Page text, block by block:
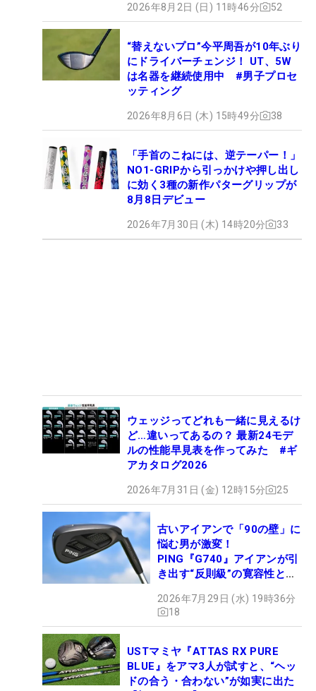
2026年8月2日 (日) 11時46分 52
“替えないプロ”今平周吾が10年ぶり
にドライバーチェンジ！ UT、5W
は名器を継続使用中 #男子プロセ
ッティング
2026年8月6日 (木) 15時49分 38
「手首のこねには、逆テーパー！」
NO1-GRIPから引っかけや押し出し
に効く3種の新作パターグリップが
8月8日デビュー
2026年7月30日 (木) 14時20分 33
ウェッジってどれも一緒に見えるけ
ど…違いってあるの？ 最新24モデ
ルの性能早見表を作ってみた #ギ
アカタログ2026
2026年7月31日 (金) 12時15分 25
古いアイアンで「90の壁」に
悩む男が激変！
PING『G740』アイアンが引
き出す“反則級”の寛容性と飛
2026年7月29日 (水) 19時36分
18
USTマミヤ『ATTAS RX PURE
BLUE』をアマ3人が試すと、“ヘッ
ドの合う・合わない”が如実に出た